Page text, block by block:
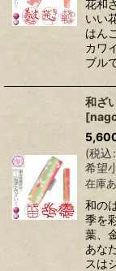
花和
いい
はん
カワ
ブル
和ざ
[
(税込:
希望
在庫
和の
季を
葉、
あな
スは